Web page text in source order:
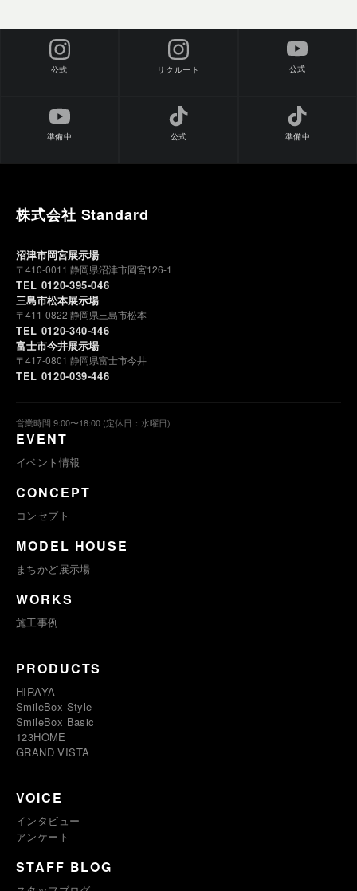
公式 リクルート 公式
準備中 公式 準備中
株式会社 Standard
沼津市岡宮展示場
〒410-0011 静岡県沼津市岡宮126-1
TEL 0120-395-046
三島市松本展示場
〒411-0822 静岡県三島市松本
TEL 0120-340-446
富士市今井展示場
〒417-0801 静岡県富士市今井
TEL 0120-039-446
営業時間 9:00〜18:00 (定休日：水曜日)
EVENT
イベント情報
CONCEPT
コンセプト
MODEL HOUSE
まちかど展示場
WORKS
施工事例
PRODUCTS
HIRAYA
SmileBox Style
SmileBox Basic
123HOME
GRAND VISTA
VOICE
インタビュー
アンケート
STAFF BLOG